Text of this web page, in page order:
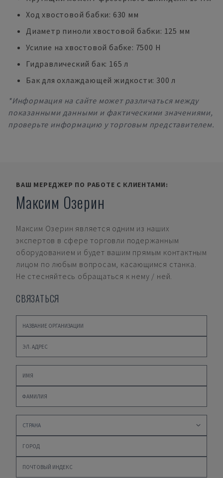
Ход хвостовой бабки: 630 мм
Диаметр пиноли хвостовой бабки: 125 мм
Усилие на хвостовой бабке: 7500 Н
Гидравлический бак: 165 л
Бак для охлаждающей жидкости: 300 л
*Информация на сайте может различаться между
показанными данными и фактическими значениями,
проверьте информацию у торговым представителем.
ВАШ МЕРЕДЖЕР ПО РАБОТЕ С КЛИЕНТАМИ:
Максим Озерин
Максим Озерин является одним из наших
экспертов в сфере торговли подержанным
оборудованием и будет вашим прямым контактным
лицом по любым вопросам, касающимся станка.
Не стесняйтесь обращаться к нему / ней.
СВЯЗАТЬСЯ